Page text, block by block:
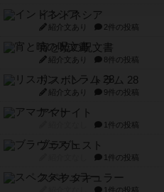
インドネシア
紹介文あり 2件の投稿
宵と暁の呪文書
紹介文あり 8件の投稿
リスボン・トラム 28
紹介文あり 9件の投稿
アマナイト
1件の投稿
ブラヴェスト
1件の投稿
スペクタキュラー
1件の投稿